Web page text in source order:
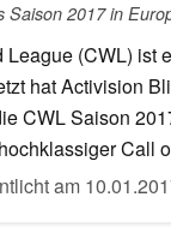
Saison 2017 in
(CWL) ist
hat Activision
CWL Saison
Call
am